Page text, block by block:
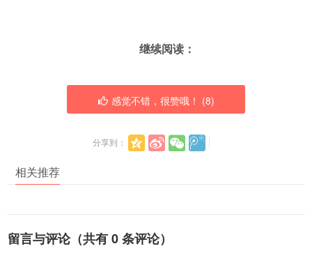
继续阅读：
感觉不错，很赞哦！ (8)
分享到：
相关推荐
留言与评论（共有0条评论）